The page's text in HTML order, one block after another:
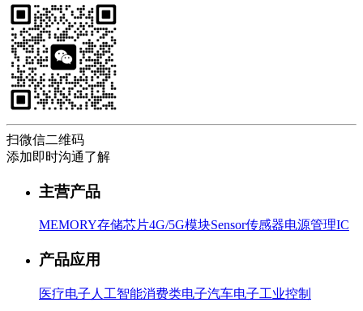
扫微信二维码
添加即时沟通了解
主营产品
MEMORY存储芯片4G/5G模块Sensor传感器电源管理IC
产品应用
医疗电子 人工智能消费类电子汽车电子工业控制